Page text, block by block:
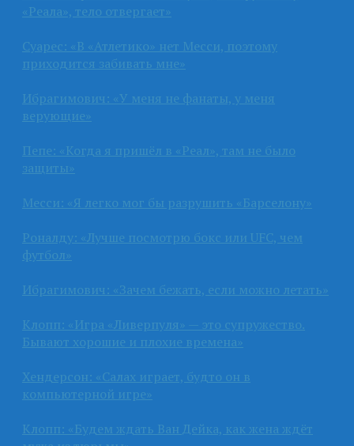
«Реала», тело отвергает»
Суарес: «В «Атлетико» нет Месси, поэтому
приходится забивать мне»
Ибрагимович: «У меня не фанаты, у меня
верующие»
Пепе: «Когда я пришёл в «Реал», там не было
защиты»
Месси: «Я легко мог бы разрушить «Барселону»
Роналду: «Лучше посмотрю бокс или UFC, чем
футбол»
Ибрагимович: «Зачем бежать, если можно летать»
Клопп: «Игра «Ливерпуля» — это супружество.
Бывают хорошие и плохие времена»
Хендерсон: «Салах играет, будто он в
компьютерной игре»
Клопп: «Будем ждать Ван Дейка, как жена ждёт